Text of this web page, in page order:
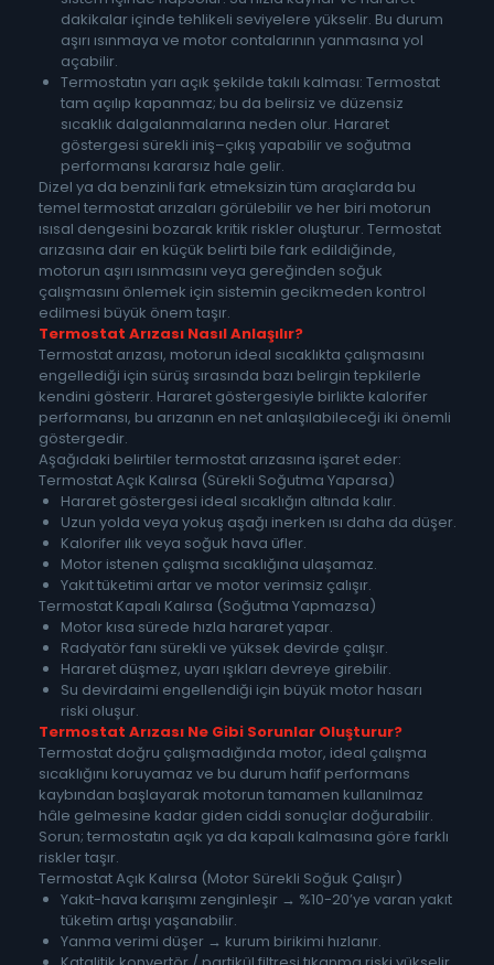
dakikalar içinde tehlikeli seviyelere yükselir. Bu durum
aşırı ısınmaya ve motor contalarının yanmasına yol
açabilir.
Termostatın yarı açık şekilde takılı kalması: Termostat
tam açılıp kapanmaz; bu da belirsiz ve düzensiz
sıcaklık dalgalanmalarına neden olur. Hararet
göstergesi sürekli iniş–çıkış yapabilir ve soğutma
performansı kararsız hale gelir.
Dizel ya da benzinli fark etmeksizin tüm araçlarda bu
temel termostat arızaları görülebilir ve her biri motorun
ısısal dengesini bozarak kritik riskler oluşturur. Termostat
arızasına dair en küçük belirti bile fark edildiğinde,
motorun aşırı ısınmasını veya gereğinden soğuk
çalışmasını önlemek için sistemin gecikmeden kontrol
edilmesi büyük önem taşır.
Termostat Arızası Nasıl Anlaşılır?
Termostat arızası, motorun ideal sıcaklıkta çalışmasını
engellediği için sürüş sırasında bazı belirgin tepkilerle
kendini gösterir. Hararet göstergesiyle birlikte kalorifer
performansı, bu arızanın en net anlaşılabileceği iki önemli
göstergedir.
Aşağıdaki belirtiler termostat arızasına işaret eder:
Termostat Açık Kalırsa (Sürekli Soğutma Yaparsa)
Hararet göstergesi ideal sıcaklığın altında kalır.
Uzun yolda veya yokuş aşağı inerken ısı daha da düşer.
Kalorifer ılık veya soğuk hava üfler.
Motor istenen çalışma sıcaklığına ulaşamaz.
Yakıt tüketimi artar ve motor verimsiz çalışır.
Termostat Kapalı Kalırsa (Soğutma Yapmazsa)
Motor kısa sürede hızla hararet yapar.
Radyatör fanı sürekli ve yüksek devirde çalışır.
Hararet düşmez, uyarı ışıkları devreye girebilir.
Su devirdaimi engellendiği için büyük motor hasarı
riski oluşur.
Termostat Arızası Ne Gibi Sorunlar Oluşturur?
Termostat doğru çalışmadığında motor, ideal çalışma
sıcaklığını koruyamaz ve bu durum hafif performans
kaybından başlayarak motorun tamamen kullanılmaz
hâle gelmesine kadar giden ciddi sonuçlar doğurabilir.
Sorun; termostatın açık ya da kapalı kalmasına göre farklı
riskler taşır.
Termostat Açık Kalırsa (Motor Sürekli Soğuk Çalışır)
Yakıt-hava karışımı zenginleşir → %10-20’ye varan yakıt
tüketim artışı yaşanabilir.
Yanma verimi düşer → kurum birikimi hızlanır.